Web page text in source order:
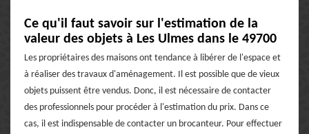
Ce qu'il faut savoir sur l'estimation de la
valeur des objets à Les Ulmes dans le 49700
Les propriétaires des maisons ont tendance à libérer de l'espace et
à réaliser des travaux d'aménagement. Il est possible que de vieux
objets puissent être vendus. Donc, il est nécessaire de contacter
des professionnels pour procéder à l'estimation du prix. Dans ce
cas, il est indispensable de contacter un brocanteur. Pour effectuer